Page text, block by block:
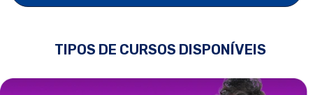
TIPOS DE CURSOS DISPONÍVEIS